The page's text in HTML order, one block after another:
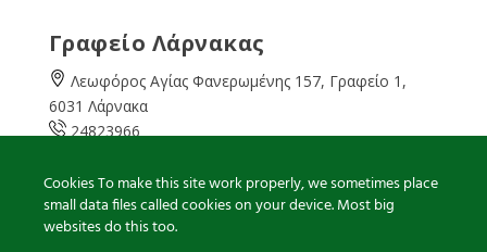
Γραφείο Λάρνακας
Λεωφόρος Αγίας Φανερωμένης 157, Γραφείο 1,
6031 Λάρνακα
24823966
08:00 – 16:00 Καθημερινά
larnaka@cyprusgreens.org
Cookies To make this site work properly, we sometimes place
small data files called cookies on your device. Most big
websites do this too.